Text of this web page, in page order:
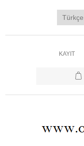
KAYIT
İletişim